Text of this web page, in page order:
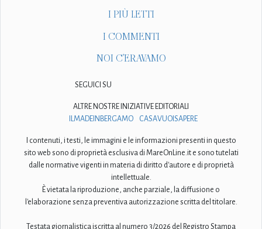
I PIÙ LETTI
I COMMENTI
NOI C'ERAVAMO
SEGUICI SU
ALTRE NOSTRE INIZIATIVE EDITORIALI
ILMADEINBERGAMO
CASAVUOISAPERE
I contenuti, i testi, le immagini e le informazioni presenti in questo
sito web sono di proprietà esclusiva di MareOnLine.it e sono tutelati
dalle normative vigenti in materia di diritto d'autore e di proprietà
intellettuale.
È vietata la riproduzione, anche parziale, la diffusione o
l'elaborazione senza preventiva autorizzazione scritta del titolare.
Testata giornalistica iscritta al numero 3/2026 del Registro Stampa